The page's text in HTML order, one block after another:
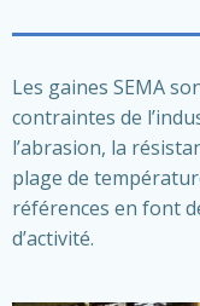
Les gaines SEMA
contraintes de
l’abrasion, la
plage de
références en font
d’activité.